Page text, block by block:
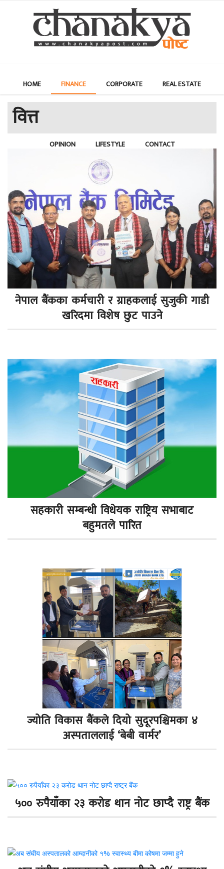
HOME FINANCE CORPORATE REAL ESTATE
OPINION LIFESTYLE CONTACT
वित्त
नेपाल बैंकका कर्मचारी र ग्राहकलाई सुजुकी गाडी
खरिदमा विशेष छुट पाउने
सहकारी सम्बन्धी विधेयक राष्ट्रिय सभाबाट
बहुमतले पारित
ज्योति विकास बैंकले दियो सुदूरपश्चिमका ४
अस्पताललाई ‘बेबी वार्मर’
५०० रुपैयाँका २३ करोड थान नोट छाप्दै राष्ट्र बैंक